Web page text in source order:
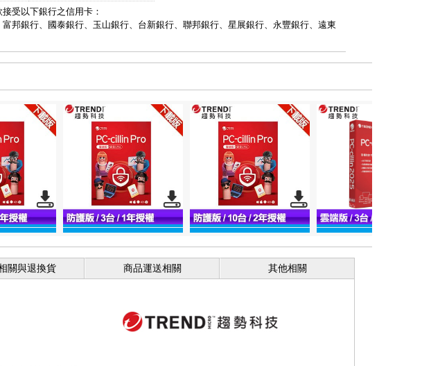
受以下銀行之信用卡：
富邦銀行、國泰銀行、玉山銀行、台新銀行、聯邦銀行、星展銀行、永豐銀行、遠東
關與退換貨 商品運送相關 其他相關